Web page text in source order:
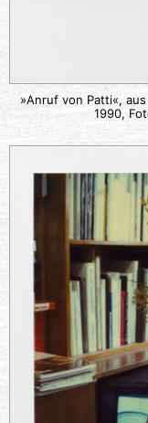
»Anruf von Patti«,
1990,